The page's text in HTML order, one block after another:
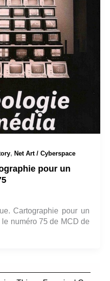
, Net Art / Cyberspace
pour un
Cartographie pour un
numéro 75 de MCD de